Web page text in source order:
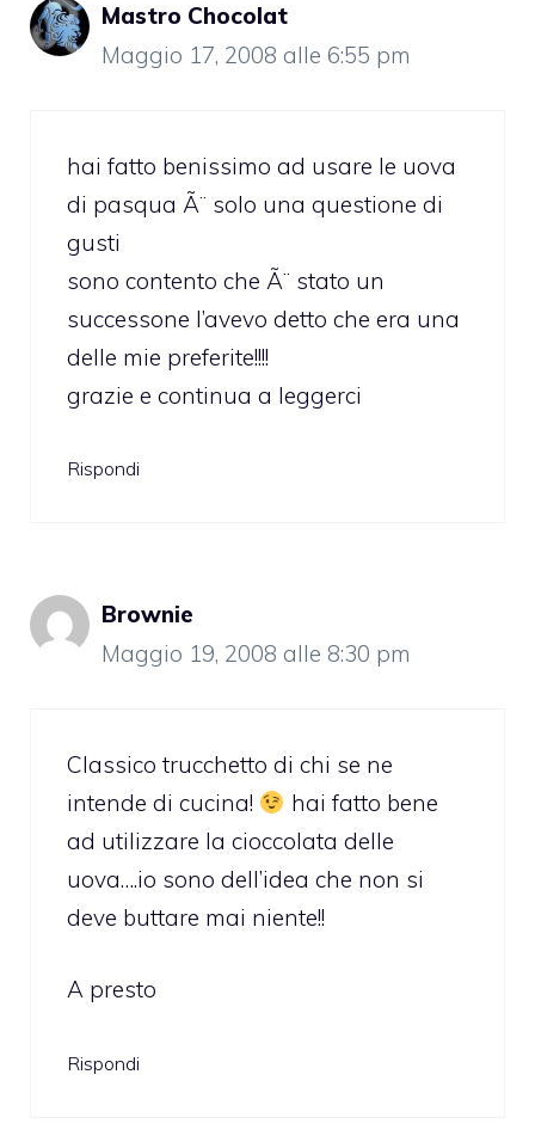
Mastro Chocolat
Maggio 17, 2008 alle 6:55 pm
hai fatto benissimo ad usare le uova
di pasqua Ã¨ solo una questione di
gusti
sono contento che Ã¨ stato un
successone l’avevo detto che era una
delle mie preferite!!!!
grazie e continua a leggerci
Rispondi
Brownie
Maggio 19, 2008 alle 8:30 pm
Classico trucchetto di chi se ne
intende di cucina!
hai fatto bene
ad utilizzare la cioccolata delle
uova….io sono dell’idea che non si
deve buttare mai niente!!
A presto
Rispondi